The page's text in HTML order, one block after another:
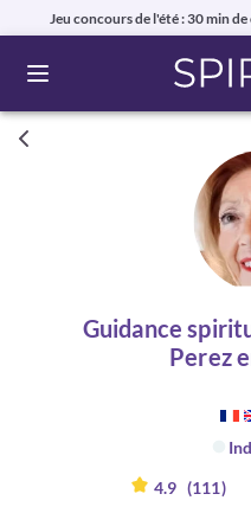
Jeu concours de l'été : 30 min
Ouvrir le menu
Guidance
Perez
4.9 (111)